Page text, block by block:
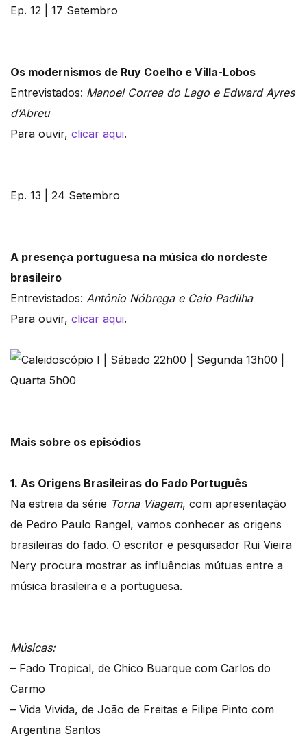
Ep. 12 | 17 Setembro
Os modernismos de Ruy Coelho e Villa-Lobos
Entrevistados: Manoel Correa do Lago e Edward Ayres
d’Abreu
Para ouvir, clicar aqui.
Ep. 13 | 24 Setembro
A presença portuguesa na música do nordeste
brasileiro
Entrevistados: Antônio Nóbrega e Caio Padilha
Para ouvir, clicar aqui.
Mais sobre os episódios
1. As Origens Brasileiras do Fado Português
Na estreia da série Torna Viagem, com apresentação
de Pedro Paulo Rangel, vamos conhecer as origens
brasileiras do fado. O escritor e pesquisador Rui Vieira
Nery procura mostrar as influências mútuas entre a
música brasileira e a portuguesa.
Músicas:
– Fado Tropical, de Chico Buarque com Carlos do
Carmo
– Vida Vivida, de João de Freitas e Filipe Pinto com
Argentina Santos